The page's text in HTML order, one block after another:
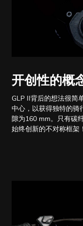
开创性的概
GLP II背后的想法很简
中心，以获得独特的骑
隙为160 mm。只有碳
始终创新的不对称框架！